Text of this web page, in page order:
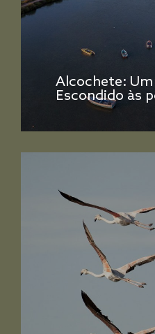
Alcochete:
Escondido às